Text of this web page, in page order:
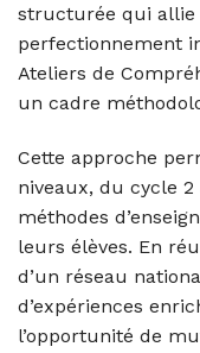
structurée qui allie
perfectionnement
Ateliers de
un cadre
Cette approche
niveaux, du cycle 2
méthodes
leurs élèves. En
d’un réseau
d’expériences
l’opportunité de